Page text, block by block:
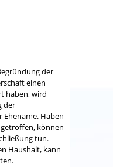
der
einen
haben, wird
der
Haben
können
tun.
Haushalt, kann